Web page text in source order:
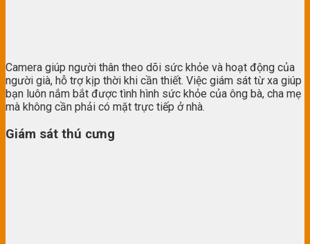
Camera giúp người thân theo dõi sức khỏe và hoạt động của
người già, hỗ trợ kịp thời khi cần thiết. Việc giám sát từ xa giúp
bạn luôn nắm bắt được tình hình sức khỏe của ông bà, cha mẹ
mà không cần phải có mặt trực tiếp ở nhà.
Giám sát thú cưng